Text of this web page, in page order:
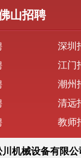
山招聘
深圳
江门
潮州
清远
教师
川机械设备有限公